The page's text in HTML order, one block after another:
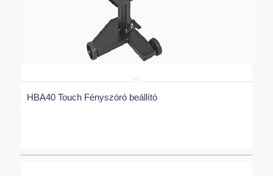
HBA40 Touch Fényszóró beállító